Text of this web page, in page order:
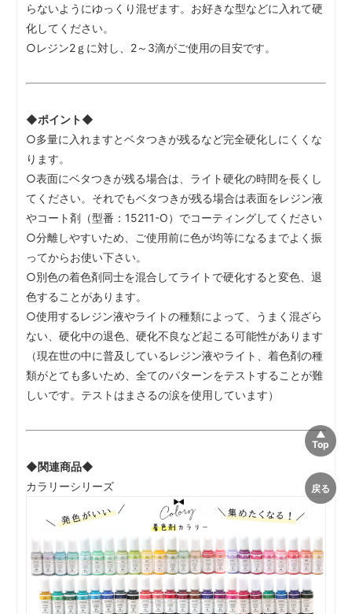
らないようにゆっくり混ぜます。お好きな型などに入れて硬
化してください。
○レジン2ｇに対し、2～3滴がご使用の目安です。
◆ポイント◆
○多量に入れますとベタつきが残るなど完全硬化しにくくな
ります。
○表面にベタつきが残る場合は、ライト硬化の時間を長くし
てください。それでもベタつきが残る場合は表面をレジン液
やコート剤（型番：15211-O）でコーティングしてください
○分離しやすいため、ご使用前に色が均等になるまでよく振
ってからお使い下さい。
○別色の着色剤同士を混合してライトで硬化すると変色、退
色することがあります。
○使用するレジン液やライトの種類によって、うまく混ざら
ない、硬化中の退色、硬化不良など起こる可能性があります
（現在世の中に普及しているレジン液やライト、着色剤の種
類がとても多いため、全てのパターンをテストすることが難
しいです。テストはまさるの涙を使用しています）
◆関連商品◆
カラリーシリーズ